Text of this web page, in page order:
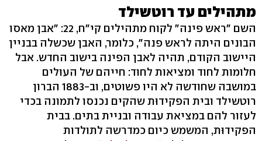
מתהילים עד רוטשילד
השם "ראש פינה" לקוח מתהילים קי"ח, 22: "אבן מאסו
הבונים היתה לראש פנה", כלומר, האבן שכשלה בבניין
היישוב הקודם, תהיה לאבן הפינה בישוב החדש. אבל
חלומות לחוד ומציאות לחוד: חייהם של העולים
במושבה שחודשה לא היו פשוטים, וב-1883 הברון
רוטשילד ובית הפקידוּת שהקים נכנסו לתמונה בכדי
לעזור להם במציאת עבודה ובניית בתים. בבית
הפקידוּת, המשמש כיום כמדרשה לתולדות